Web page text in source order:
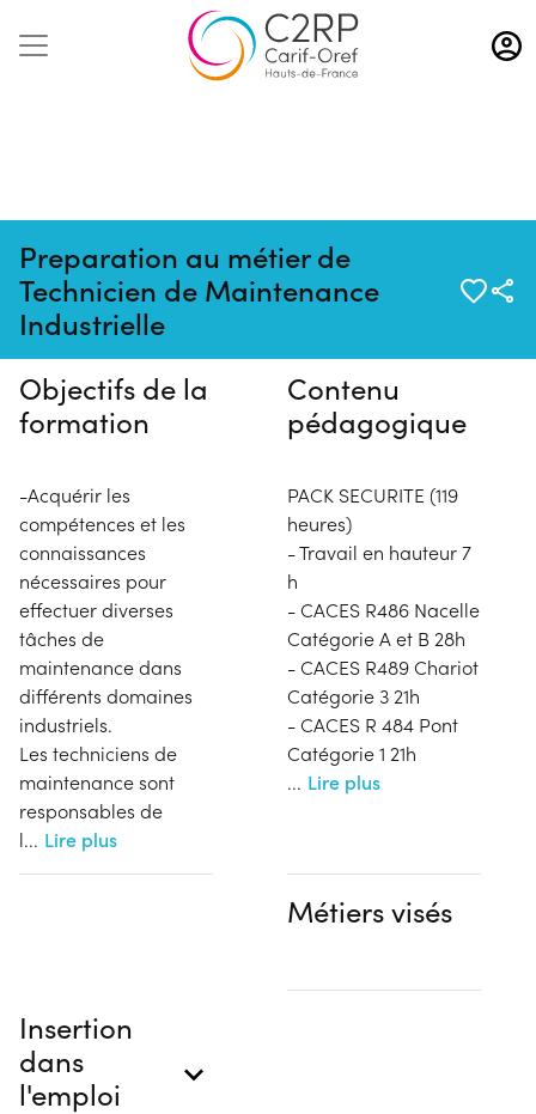
Aller
au
contenu
Preparation au métier de
Technicien de Maintenance
Industrielle
Pas de session programmée en
ce moment
Objectifs de la
formation
-Acquérir les
compétences et les
connaissances
nécessaires pour
effectuer diverses
tâches de
maintenance dans
différents domaines
industriels.
Les techniciens de
maintenance sont
responsables de
l... Lire plus
Contenu
pédagogique
PACK SECURITE (119
heures)
- Travail en hauteur 7
h
- CACES R486 Nacelle
Catégorie A et B 28h
- CACES R489 Chariot
Catégorie 3 21h
- CACES R 484 Pont
Catégorie 1 21h
... Lire plus
Métiers visés
Insertion
dans
l'emploi